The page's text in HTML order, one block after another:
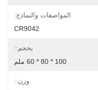
المواصفات والنماذج:
CR9042
بحجم::
100 * 80 * 60 ملم
وزن::